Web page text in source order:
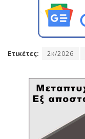
Ετικέτες: 2κ/2026